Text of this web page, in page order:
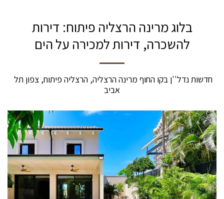
בלוג מרינה הרצליה פיתוח: דירות
להשכרה, דירות למכירה על הים
חדשות נדל''ן בקו החוף מרינה הרצליה, הרצליה פיתוח, צפון תל
אביב